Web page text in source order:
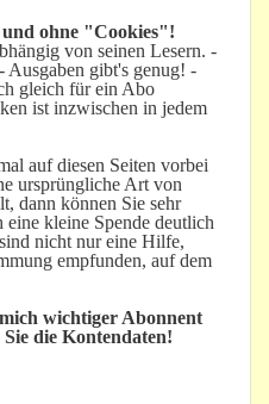
ohne "Cookies"!
von seinen Lesern. -
Ausgaben gibt's genug! -
gleich für ein Abo
ist inzwischen in jedem
auf diesen Seiten vorbei
ursprüngliche Art von
dann können Sie sehr
kleine Spende deutlich
nicht nur eine Hilfe,
empfunden, auf dem
wichtiger Abonnent
die Kontendaten!